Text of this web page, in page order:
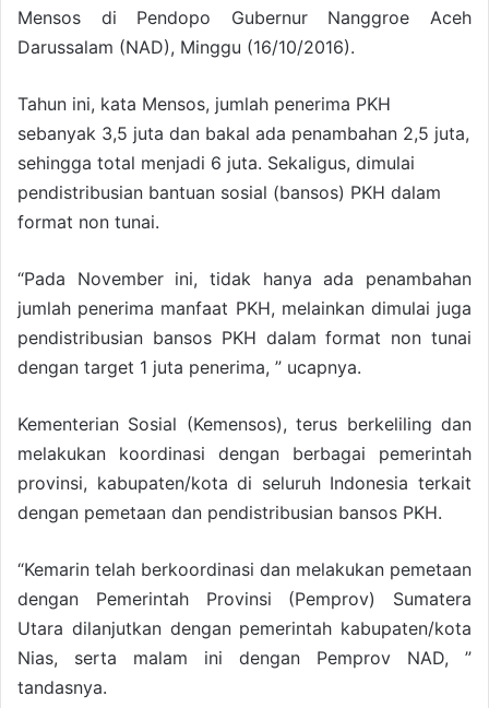
Mensos di Pendopo Gubernur Nanggroe Aceh
Darussalam (NAD), Minggu (16/10/2016).
Tahun ini, kata Mensos, jumlah penerima PKH
sebanyak 3,5 juta dan bakal ada penambahan 2,5 juta,
sehingga total menjadi 6 juta. Sekaligus, dimulai
pendistribusian bantuan sosial (bansos) PKH dalam
format non tunai.
“Pada November ini, tidak hanya ada penambahan
jumlah penerima manfaat PKH, melainkan dimulai juga
pendistribusian bansos PKH dalam format non tunai
dengan target 1 juta penerima, ” ucapnya.
Kementerian Sosial (Kemensos), terus berkeliling dan
melakukan koordinasi dengan berbagai pemerintah
provinsi, kabupaten/kota di seluruh Indonesia terkait
dengan pemetaan dan pendistribusian bansos PKH.
“Kemarin telah berkoordinasi dan melakukan pemetaan
dengan Pemerintah Provinsi (Pemprov) Sumatera
Utara dilanjutkan dengan pemerintah kabupaten/kota
Nias, serta malam ini dengan Pemprov NAD, ”
tandasnya.